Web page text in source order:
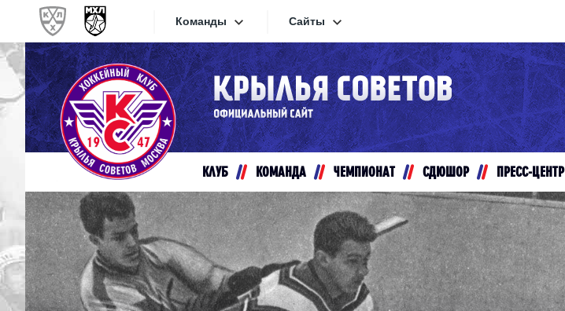
Команды
Конференция «Запад»
Дивизион Золотой
Академия Михайлова
Красная Армия
Локо
МХК Динамо СПб
МХК Динамо-М
Конференция «Восток»
Дивизион Золотой
Авто
Кузнецкие Медведи
Мамонты Югры
Омские Ястребы
Стальные Лисы
Сайты
Сайты
Видеотрансляции
Хайлайты
Текстовые трансляции
Интернет-магазин
Приложение МХЛ
КЛУБ КОМАНДА ЧЕМПИОНАТ СДЮШОР ПРЕСС-ЦЕНТР